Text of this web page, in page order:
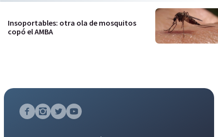
Insoportables: otra ola de mosquitos
copó el AMBA